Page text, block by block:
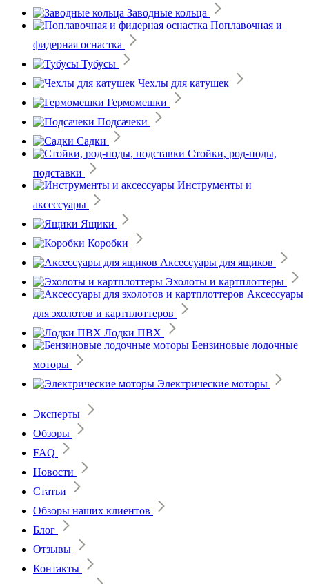
Заводные кольца
Поплавочная и
фидерная оснастка
Тубусы
Чехлы для катушек
Гермомешки
Подсачеки
Садки
Стойки, род-поды,
подставки
Инструменты и
аксессуары
Ящики
Коробки
Аксессуары для ящиков
Эхолоты и картплоттеры
Аксессуары
для эхолотов и картплоттеров
Лодки ПВХ
Бензиновые лодочные
моторы
Электрические моторы
Эксперты
Обзоры
FAQ
Новости
Статьи
Обзоры наших клиентов
Блог
Отзывы
Контакты